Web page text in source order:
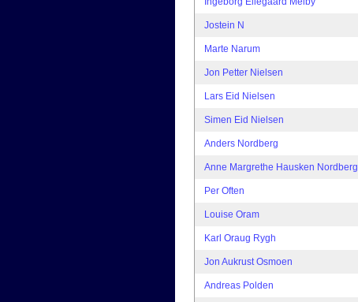
Jostein N
Marte Narum
Jon Petter Nielsen
Lars Eid Nielsen
Simen Eid Nielsen
Anders Nordberg
Anne Margrethe Hausken Nordberg
Per Often
Louise Oram
Karl Oraug Rygh
Jon Aukrust Osmoen
Andreas Polden